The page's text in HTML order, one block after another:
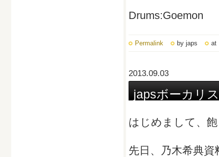
Drums:Goemon
Permalink by japs at
2013.09.03
japsボーカリ
はじめまして、
先日、乃木希典